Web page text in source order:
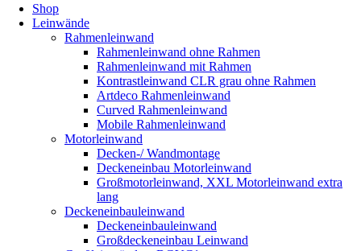
Shop
Leinwände
Rahmenleinwand
Rahmenleinwand ohne Rahmen
Rahmenleinwand mit Rahmen
Kontrastleinwand CLR grau ohne Rahmen
Artdeco Rahmenleinwand
Curved Rahmenleinwand
Mobile Rahmenleinwand
Motorleinwand
Decken-/ Wandmontage
Deckeneinbau Motorleinwand
Großmotorleinwand, XXL Motorleinwand extra
lang
Deckeneinbauleinwand
Deckeneinbauleinwand
Großdeckeneinbau Leinwand